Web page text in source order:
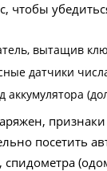
чтобы
вытащив
датчики
аккумулятора